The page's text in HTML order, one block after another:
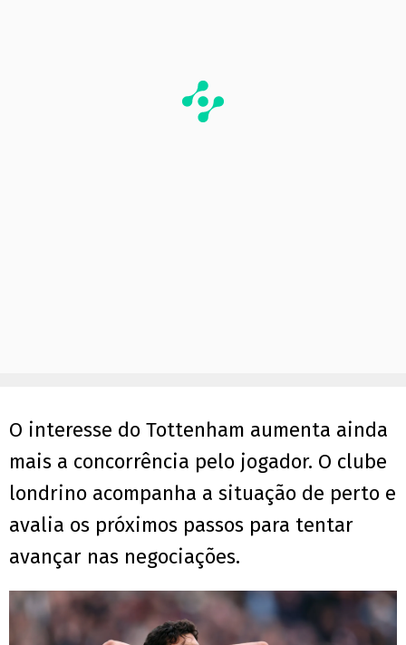
O interesse do Tottenham aumenta ainda
mais a concorrência pelo jogador. O clube
londrino acompanha a situação de perto e
avalia os próximos passos para tentar
avançar nas negociações.